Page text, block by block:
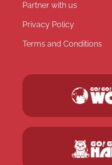
Partner with us
Privacy Policy
Terms and Conditions